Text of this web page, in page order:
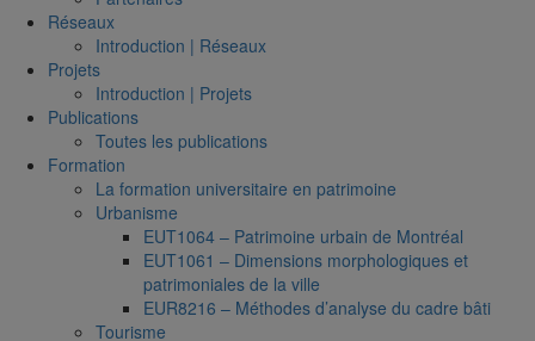
Réseaux
Introduction | Réseaux
Projets
Introduction | Projets
Publications
Toutes les publications
Formation
La formation universitaire en patrimoine
Urbanisme
EUT1064 – Patrimoine urbain de Montréal
EUT1061 – Dimensions morphologiques et
patrimoniales de la ville
EUR8216 – Méthodes d’analyse du cadre bâti
Tourisme